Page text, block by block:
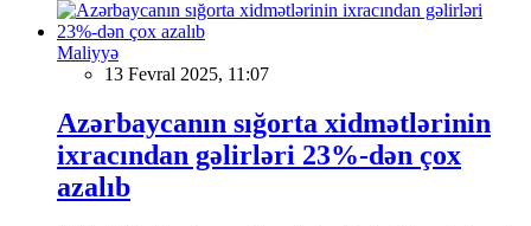
Maliyyə
13 Fevral 2025, 11:07
Azərbaycanın sığorta xidmətlərinin
ixracından gəlirləri 23%-dən çox
azalıb